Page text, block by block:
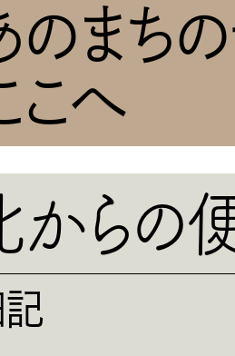
のまち
こへ
からの
記